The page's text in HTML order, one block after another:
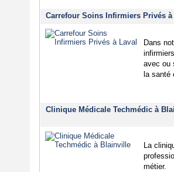
Carrefour Soins Infirmiers Privés à
Dans
avec ou
la santé
Clinique Médicale Techmédic à
La
métier.